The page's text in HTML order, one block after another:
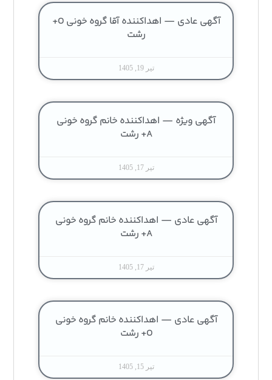
آگهی عادی — اهداکننده آقا گروه خونی O+
رشت
تیر 19, 1405
آگهی ویژه — اهداکننده خانم گروه خونی
A+ رشت
تیر 17, 1405
آگهی عادی — اهداکننده خانم گروه خونی
A+ رشت
تیر 17, 1405
آگهی عادی — اهداکننده خانم گروه خونی
O+ رشت
تیر 15, 1405